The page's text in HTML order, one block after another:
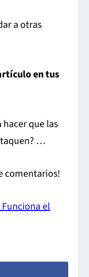
a otras
en tus
hacer que las
…
comentarios!
Funciona el